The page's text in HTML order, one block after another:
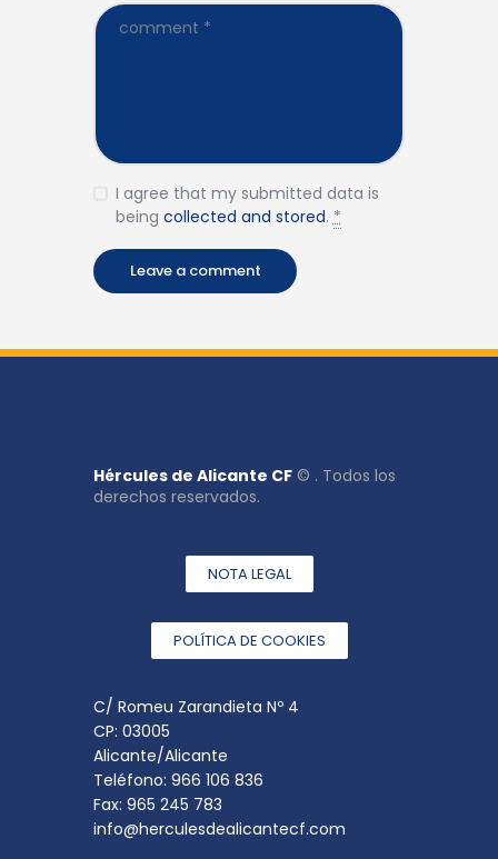
I agree that my submitted data is
being collected and stored. *
Hércules de Alicante CF © . Todos los
derechos reservados.
NOTA LEGAL
POLÍTICA DE COOKIES
C/ Romeu Zarandieta Nº 4
CP: 03005
Alicante/Alicante
Teléfono: 966 106 836
Fax: 965 245 783
info@herculesdealicantecf.com